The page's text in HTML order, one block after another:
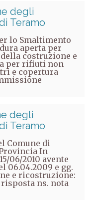
degli
Teramo
lo Smaltimento
aperta per
costruzione e
per rifiuti non
e copertura
degli
Teramo
Comune di
In
06/2010 avente
06.04.2009 e gg.
e ricostruzione:
ns. nota